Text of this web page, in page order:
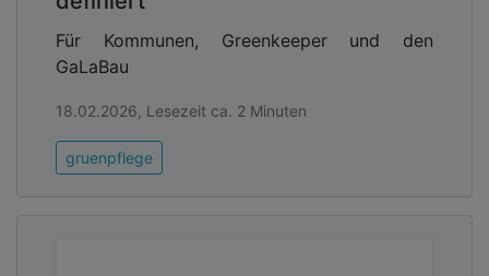
Für Kommunen, Greenkeeper und den
GaLaBau
18.02.2026, Lesezeit ca. 2 Minuten
gruenpflege